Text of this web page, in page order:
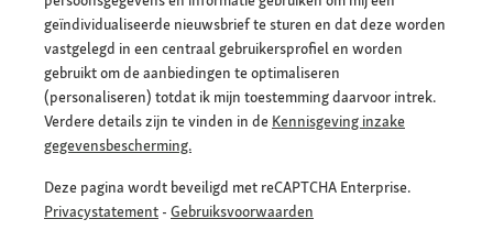
geïndividualiseerde nieuwsbrief te sturen en dat deze worden
vastgelegd in een centraal gebruikersprofiel en worden
gebruikt om de aanbiedingen te optimaliseren
(personaliseren) totdat ik mijn toestemming daarvoor intrek.
Verdere details zijn te vinden in de Kennisgeving inzake
gegevensbescherming.
Deze pagina wordt beveiligd met reCAPTCHA Enterprise.
Privacystatement - Gebruiksvoorwaarden